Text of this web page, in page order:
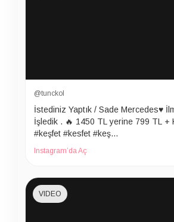
@tunckol
İstediniz Yaptık / Sade Mercedes♥️ İlmek İlmek
İşledik . 🔥 1450 TL yerine 799 TL +
#keşfet #kesfet #keş…
Instagram’da Aç
VIDEO